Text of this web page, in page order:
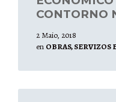
CONTORNO
2 Maio, 2018
en OBRAS, SERVIZOS
Leer